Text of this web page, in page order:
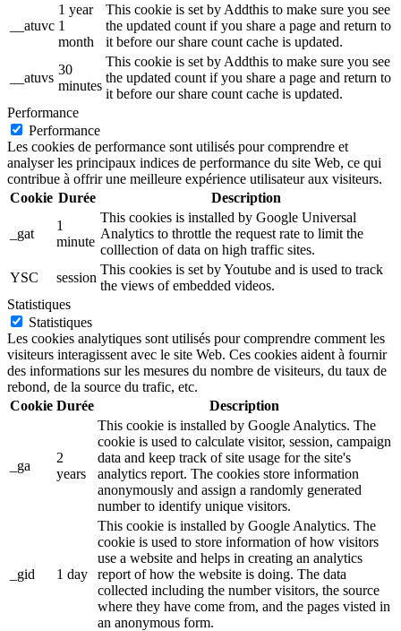
__atuvc
1 year
1
month
This cookie is set by Addthis to make sure you see
the updated count if you share a page and return to
it before our share count cache is updated.
__atuvs
30
minutes
This cookie is set by Addthis to make sure you see
the updated count if you share a page and return to
it before our share count cache is updated.
Performance
Performance
Les cookies de performance sont utilisés pour comprendre et
analyser les principaux indices de performance du site Web, ce qui
contribue à offrir une meilleure expérience utilisateur aux visiteurs.
Cookie Durée Description
_gat
1
minute
This cookies is installed by Google Universal
Analytics to throttle the request rate to limit the
colllection of data on high traffic sites.
YSC
session
This cookies is set by Youtube and is used to track
the views of embedded videos.
Statistiques
Statistiques
Les cookies analytiques sont utilisés pour comprendre comment les
visiteurs interagissent avec le site Web. Ces cookies aident à fournir
des informations sur les mesures du nombre de visiteurs, du taux de
rebond, de la source du trafic, etc.
Cookie Durée Description
_ga
2
years
This cookie is installed by Google Analytics. The
cookie is used to calculate visitor, session, campaign
data and keep track of site usage for the site's
analytics report. The cookies store information
anonymously and assign a randomly generated
number to identify unique visitors.
_gid 1 day
This cookie is installed by Google Analytics. The
cookie is used to store information of how visitors
use a website and helps in creating an analytics
report of how the website is doing. The data
collected including the number visitors, the source
where they have come from, and the pages visted in
an anonymous form.